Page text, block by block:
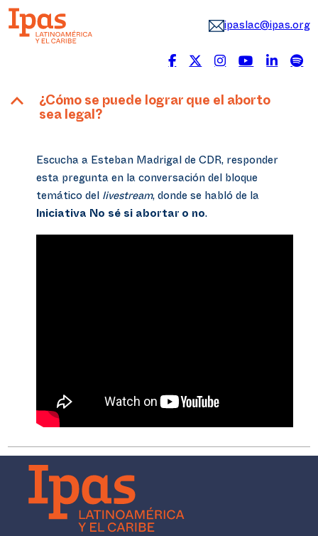
ipaslac@ipas.org
B ¿Cómo se puede lograr que el aborto
sea legal?
Escucha a Esteban Madrigal de CDR, responder
esta pregunta en la conversación del bloque
temático del livestream, donde se habló de la
Iniciativa No sé si abortar o no.